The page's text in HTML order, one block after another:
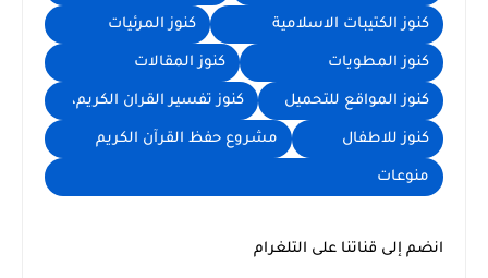
كنوز الكتيبات الاسلامية كنوز المرئيات
كنوز المطويات كنوز المقالات
كنوز المواقع للتحميل كنوز تفسير القران الكريم،
كنوز للاطفال مشروع حفظ القرآن الكريم
منوعات
انضم إلى قناتنا على التلغرام